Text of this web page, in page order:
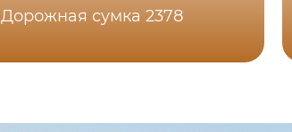
Дорожная сумка 2378